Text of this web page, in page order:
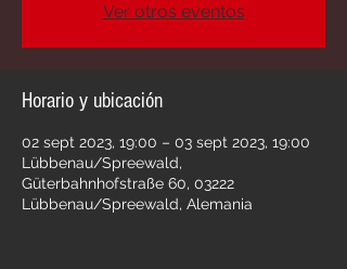
Ver otros eventos
Horario y ubicación
02 sept 2023, 19:00 – 03 sept 2023, 19:00
Lübbenau/Spreewald,
Güterbahnhofstraße 60, 03222
Lübbenau/Spreewald, Alemania